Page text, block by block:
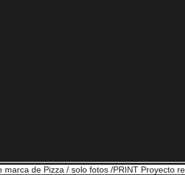
marca de Pizza / solo fotos /PRINT Proyecto re